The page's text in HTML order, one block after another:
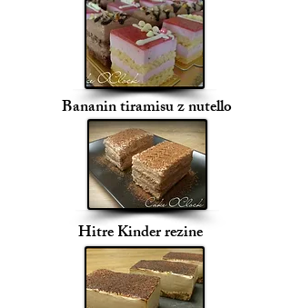
Bananin tiramisu z nutello
Hitre Kinder rezine